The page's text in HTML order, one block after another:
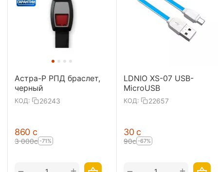
Астра-Р РПД браслет,
черный
КОД: 26243
‍860‍ с
3 000с -71%
LDNIO XS-07 USB-
MicroUSB
КОД: 22657
‍30‍ с
‍90‍с -67%